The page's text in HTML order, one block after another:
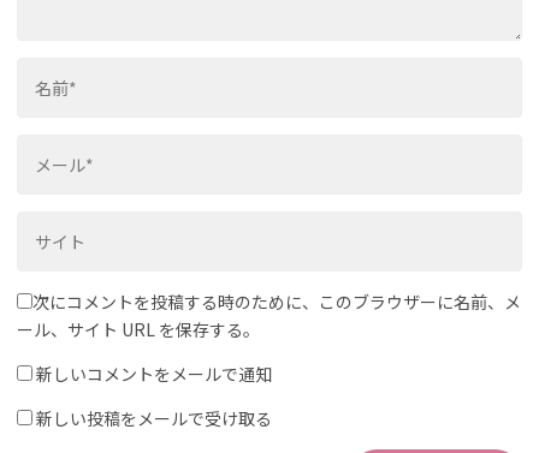
次にコメントを投稿する時のために、このブラウザーに名前、メ
ール、サイト URL を保存する。
新しいコメントをメールで通知
新しい投稿をメールで受け取る